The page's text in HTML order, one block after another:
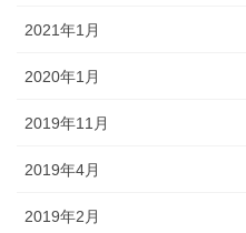
2021年1月
2020年1月
2019年11月
2019年4月
2019年2月